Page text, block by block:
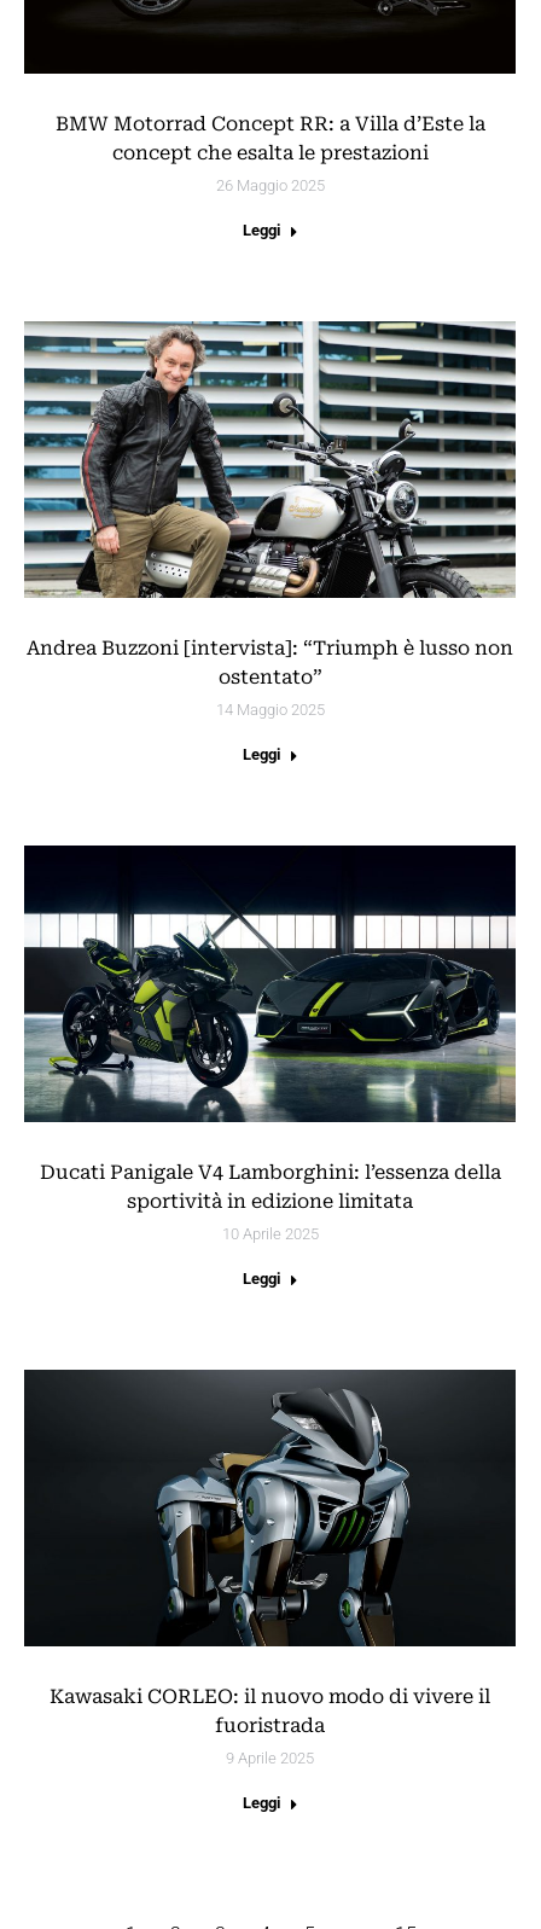
BMW Motorrad Concept RR: a Villa d’Este la
concept che esalta le prestazioni
26 Maggio 2025
Leggi
Andrea Buzzoni [intervista]: “Triumph è lusso non
ostentato”
14 Maggio 2025
Leggi
Ducati Panigale V4 Lamborghini: l’essenza della
sportività in edizione limitata
10 Aprile 2025
Leggi
Kawasaki CORLEO: il nuovo modo di vivere il
fuoristrada
9 Aprile 2025
Leggi